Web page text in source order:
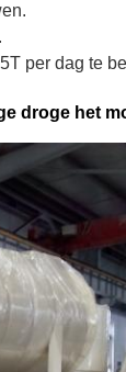
per dag te
droge het